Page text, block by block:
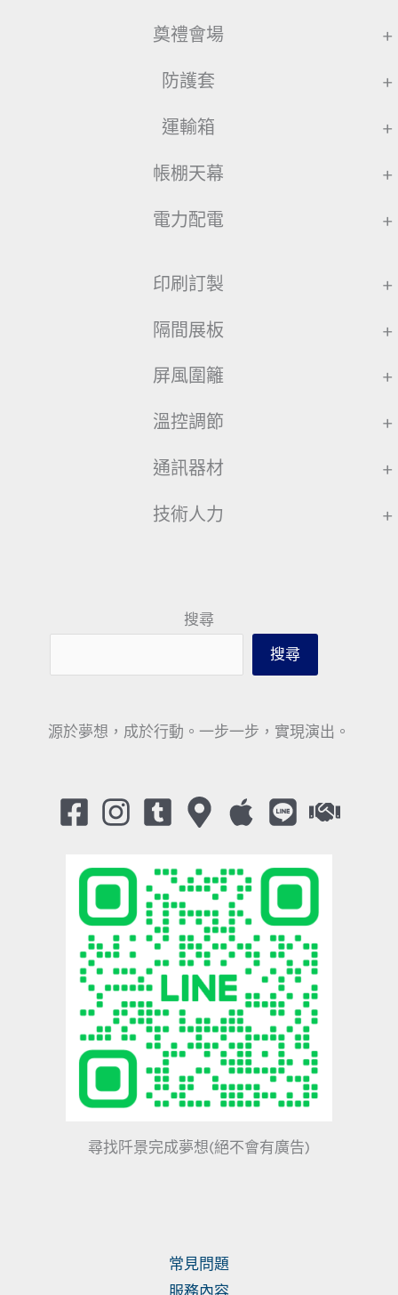
奠禮會場 +
防護套 +
運輸箱 +
帳棚天幕 +
電力配電 +
印刷訂製 +
隔間展板 +
屏風圍籬 +
溫控調節 +
通訊器材 +
技術人力 +
搜尋
搜尋
源於夢想，成於行動。一步一步，實現演出。
尋找阡景完成夢想(絕不會有廣告)
常見問題